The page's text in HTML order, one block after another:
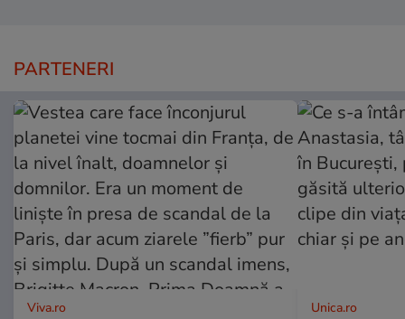
PARTENERI
Viva.ro Unica.ro